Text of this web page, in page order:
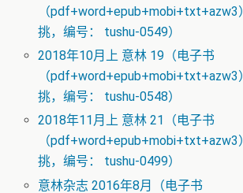
（pdf+word+epub+mobi+txt+azw3
挑，编号： tushu-0549）
2018年10月上 意林 19（电子书
（pdf+word+epub+mobi+txt+azw3
挑，编号： tushu-0548）
2018年11月上 意林 21（电子书
（pdf+word+epub+mobi+txt+azw3
挑，编号： tushu-0499）
意林杂志 2016年8月（电子书